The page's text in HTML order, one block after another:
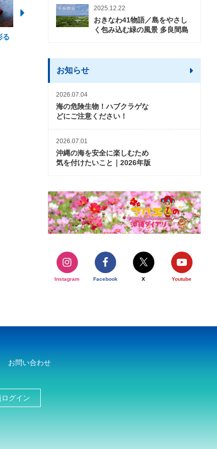
る
2026年3月5日〜2026年10月31日 2026年3月20日〜2026年11
2025.12.22
おきなわ41物語／島をやさし
く包み込む緑の風景 多良間島
お知らせ
2026.07.04
海の危険生物！ハブクラゲな
どにご注意ください！
2026.07.01
沖縄の海を安全に楽しむため
気を付けたいこと｜2026年版
Instagram Facebook X Youtube
お問い合わせ
グイン